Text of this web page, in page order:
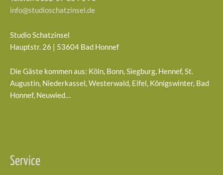
info@studioschatzinsel.de
Studio Schatzinsel
Hauptstr. 26 | 53604 Bad Honnef
Die Gäste kommen aus: Köln, Bonn, Siegburg, Hennef, St.
Augustin, Niederkassel, Westerwald, Eifel, Königswinter, Bad
Honnef, Neuwied…
Service